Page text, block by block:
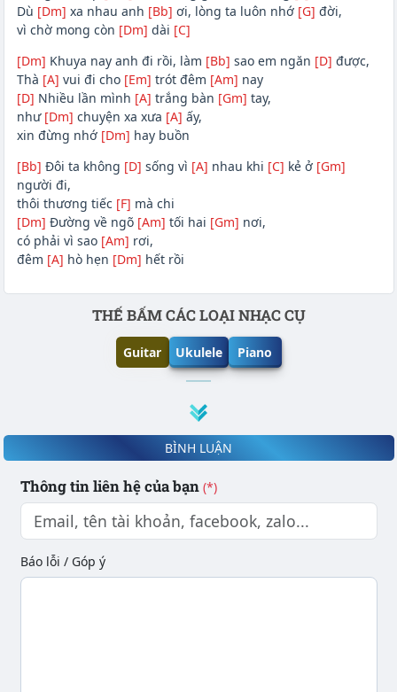
Dù [Dm] xa nhau anh [Bb] ơi, lòng ta luôn nhớ [G] đời,
vì chờ mong còn [Dm] dài [C]
[Dm] Khuya nay anh đi rồi, làm [Bb] sao em ngăn [D] được,
Thà [A] vui đi cho [Em] trót đêm [Am] nay
[D] Nhiều lần mình [A] trắng bàn [Gm] tay,
như [Dm] chuyện xa xưa [A] ấy,
xin đừng nhớ [Dm] hay buồn
[Bb] Đôi ta không [D] sống vì [A] nhau khi [C] kẻ ở [Gm]
người đi,
thôi thương tiếc [F] mà chi
[Dm] Đường về ngõ [Am] tối hai [Gm] nơi,
có phải vì sao [Am] rơi,
đêm [A] hò hẹn [Dm] hết rồi
Phần nội dungTHẾ BẤM CÁC LOẠI NHẠC CỤ
Guitar Ukulele Piano
BÌNH LUẬN
Thông tin liên hệ của bạn (*)
Báo lỗi / Góp ý